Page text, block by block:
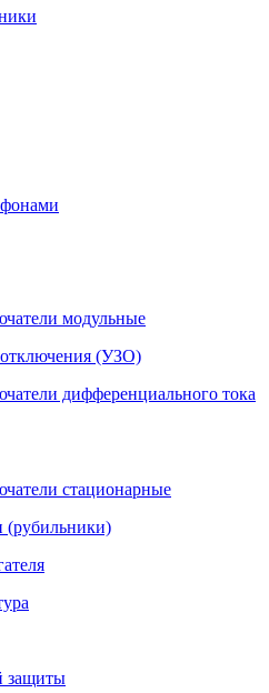
модульные
отключения (УЗО)
дифференциального тока
стационарные
(рубильники)
защиты